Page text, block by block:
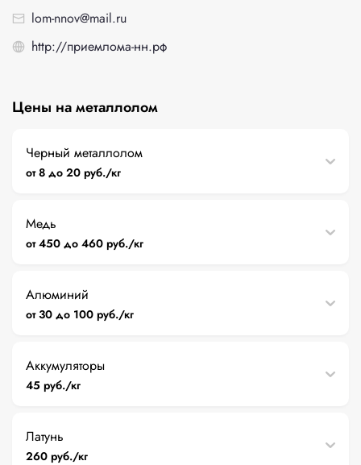
lom-nnov@mail.ru
http://приемлома-нн.рф
Цены на металлолом
Черный металлолом
от 8 до 20 руб./кг
Медь
от 450 до 460 руб./кг
Алюминий
от 30 до 100 руб./кг
Аккумуляторы
45 руб./кг
Латунь
260 руб./кг